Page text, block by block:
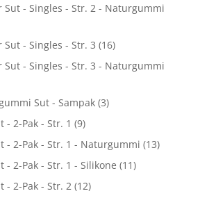
Sut - Singles - Str. 2 - Naturgummi
Sut - Singles - Str. 3 (16)
Sut - Singles - Str. 3 - Naturgummi
Sut - Sampak (3)
- 2-Pak - Str. 1 (9)
- 2-Pak - Str. 1 - Naturgummi (13)
- 2-Pak - Str. 1 - Silikone (11)
- 2-Pak - Str. 2 (12)